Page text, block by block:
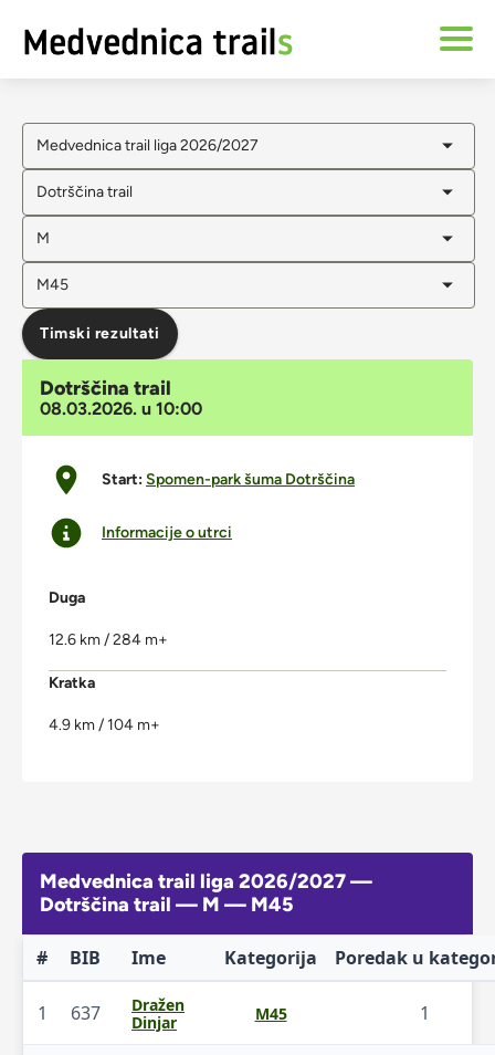
Medvednica trail liga 2026/2027
Dotrščina trail
M
M45
Timski rezultati
Dotrščina trail
08.03.2026. u 10:00
Start:Spomen-park šuma Dotrščina
Informacije o utrci
Duga
12.6 km / 284 m+
Kratka
4.9 km / 104 m+
Medvednica trail liga 2026/2027 —
Dotrščina trail — M — M45
# BIB Ime Kategorija Poredak u
1 637
Dražen
Dinjar
M45 1